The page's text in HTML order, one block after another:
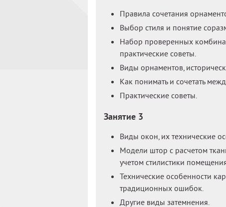
Правила сочетания
Выбор стиля и понятие
Набор проверенных
практические советы.
Виды орнаментов,
Как понимать и сочетать
Практические советы.
Занятие 3
Виды окон, их технические
Модели штор с расчетом
учетом стилистики
Технические особенности
традиционных ошибок.
Другие виды затемнения.